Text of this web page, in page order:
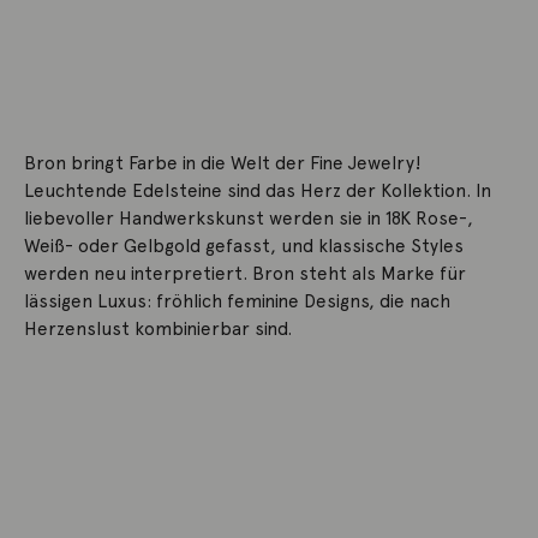
Bron bringt Farbe in die Welt der Fine Jewelry!
Leuchtende Edelsteine sind das Herz der Kollektion. In
liebevoller Handwerkskunst werden sie in 18K Rose-,
Weiß- oder Gelbgold gefasst, und klassische Styles
werden neu interpretiert. Bron steht als Marke für
lässigen Luxus: fröhlich feminine Designs, die nach
Herzenslust kombinierbar sind.